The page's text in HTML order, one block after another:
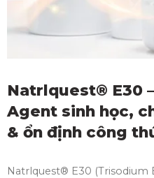
Natrlquest® E30
Agent sinh học,
& ổn định công
Natrlquest® E30 (Trisodium